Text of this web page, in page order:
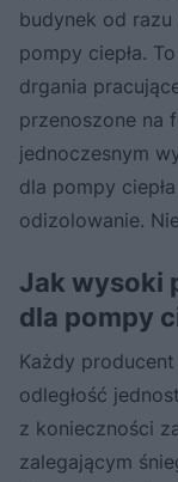
budynek od
pompy ciepła.
drgania
przenoszone na
jednoczesnym
dla pompy
odizolowanie.
Jak wysoki
dla pompy
Każdy
odległość
z konieczności
zalegającym